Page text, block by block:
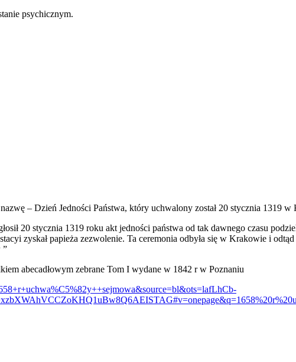
psychicznym.
– Dzień Jedności Państwa, który uchwalony został 20 stycznia 1319 w
20 stycznia 1319 roku akt jedności państwa od tak dawnego czasu
zyskał papieża zezwolenie. Ta ceremonia odbyła się w Krakowie i
”
abecadłowym zebrane Tom I wydane w 1842 r w Poznaniu